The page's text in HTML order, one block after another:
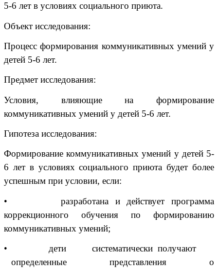
5-6 лет в условиях социального приюта.
Объект исследования:
Процесс формирования коммуникативных умений у
детей 5-6 лет.
Предмет исследования:
Условия, влияющие на формирование
коммуникативных умений у детей 5-6 лет.
Гипотеза исследования:
Формирование коммуникативных умений у детей 5-
6 лет в условиях социального приюта будет более
успешным при условии, если:
• разработана и действует программа
коррекционного обучения по формированию
коммуникативных умений;
• дети систематически получают
определенные представления о